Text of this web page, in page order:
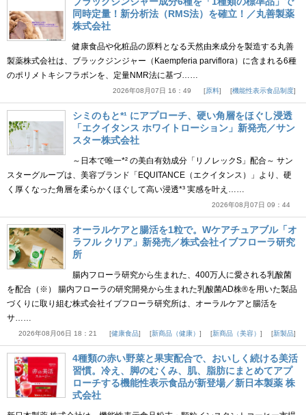
同時定量！新分析法（RMS法）を確立！／丸善製薬
株式会社
健康食品や化粧品の原料となる天然由来成分を製造する丸善
製薬株式会社は、ブラックジンジャー（Kaempferia parviflora）に含まれる6種
のポリメトキシフラボンを、定量NMR法に基づ……
2026年08月07日 16：49 原料 機能性表示食品制度
シミのもと*¹ にアプローチ、硬い角層をほぐし浸透
「エクイタンス ホワイトローション」新発売／サン
スター株式会社
～日本で唯一*² の美白有効成分「リノレックS」配合～ サン
スターグループは、美容ブランド「EQUITANCE（エクイタンス）」より、硬
く厚くなった角層を柔らかくほぐして高い浸透*³ 実感を叶え……
2026年08月07日 09：44
オーラルケアと腸活を1粒で。Wケアチュアブル「オ
ラフル クリア」新発売／株式会社イブフローラ研究
所
腸内フローラ研究から生まれた、400万人に愛される乳酸菌
を配合（※） 腸内フローラの研究開発から生まれた乳酸菌AD株®を用いた製品
づくりに取り組む株式会社イブフローラ研究所は、オーラルケアと腸活を
サ……
2026年08月06日 18：21 健康食品 新商品（健康） 新商品（美容） 新製品
4種類の赤い野菜と果実配合で、おいしく続ける美活
習慣。冷え、脚のむくみ、肌、脂肪にまとめてアプ
ローチする機能性表示食品が新登場／新日本製薬 株
式会社